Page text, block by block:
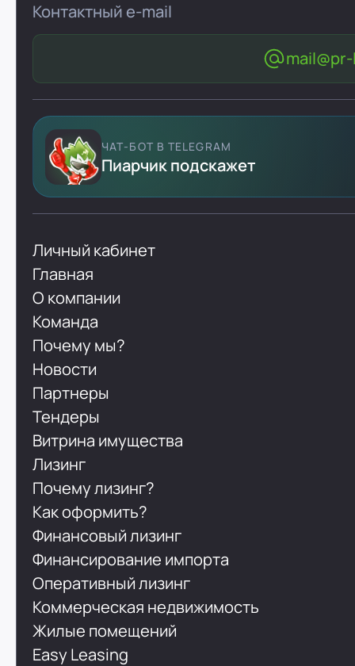
Контактный e-mail
ЧАТ-БОТ В TELEGRAM
Пиарчик подскажет
Личный кабинет
Главная
О компании
Команда
Почему мы?
Новости
Партнеры
Тендеры
Витрина имущества
Лизинг
Почему лизинг?
Как оформить?
Финансовый лизинг
Финансирование импорта
Оперативный лизинг
Коммерческая недвижимость
Жилые помещений
Easy Leasing